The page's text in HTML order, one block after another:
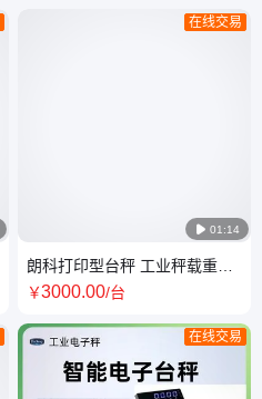
 01:14
在线交易
朗科打印型台秤 工业秤载重
30kg/60kg100kg秤台尺寸
￥3000.00/台
在线交易